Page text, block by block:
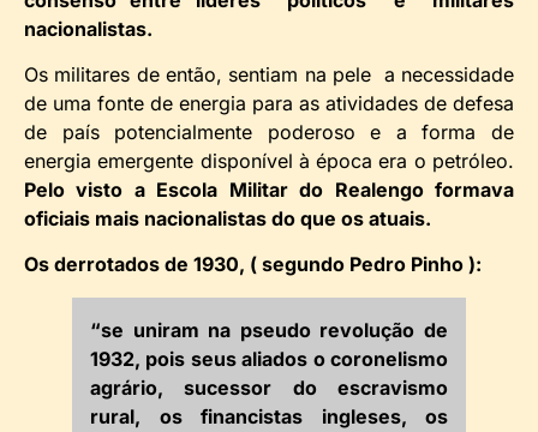
nacionalistas.
Os militares de então, sentiam na pele a necessidade
de uma fonte de energia para as atividades de defesa
de país potencialmente poderoso e a forma de
energia emergente disponível à época era o petróleo.
Pelo visto a Escola Militar do Realengo formava
oficiais mais nacionalistas do que os atuais.
Os derrotados de 1930, ( segundo Pedro Pinho ):
“se uniram na pseudo revolução de
1932, pois seus aliados o coronelismo
agrário, sucessor do escravismo
rural, os financistas ingleses, os